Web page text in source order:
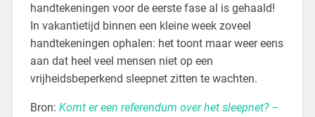
handtekeningen voor de eerste fase al is gehaald!
In vakantietijd binnen een kleine week zoveel
handtekeningen ophalen: het toont maar weer eens
aan dat heel veel mensen niet op een
vrijheidsbeperkend sleepnet zitten te wachten.
Bron: Komt er een referendum over het sleepnet? –